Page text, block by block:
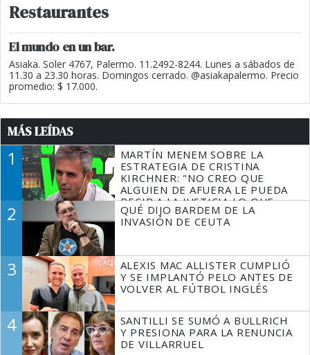
Restaurantes
El mundo en un bar.
Asiaka. Soler 4767, Palermo. 11.2492-8244. Lunes a sábados de
11.30 a 23.30 horas. Domingos cerrado. @asiakapalermo. Precio
promedio: $ 17.000.
MÁS LEÍDAS
1
MARTÍN MENEM SOBRE LA
ESTRATEGIA DE CRISTINA
KIRCHNER: "NO CREO QUE
ALGUIEN DE AFUERA LE PUEDA
DECIR A LA JUSTICIA LO QUE
TIENE QUE HACER"
2
QUÉ DIJO BARDEM DE LA
INVASIÓN DE CEUTA
3
ALEXIS MAC ALLISTER CUMPLIÓ
Y SE IMPLANTÓ PELO ANTES DE
VOLVER AL FÚTBOL INGLÉS
4
SANTILLI SE SUMÓ A BULLRICH
Y PRESIONA PARA LA RENUNCIA
DE VILLARRUEL